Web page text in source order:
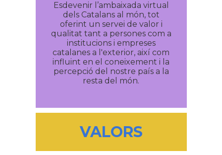
Esdevenir l’ambaixada virtual
dels Catalans al món, tot
oferint un servei de valor i
qualitat tant a persones com a
institucions i empreses
catalanes a l'exterior, així com
influint en el coneixement i la
percepció del nostre país a la
resta del món.
VALORS